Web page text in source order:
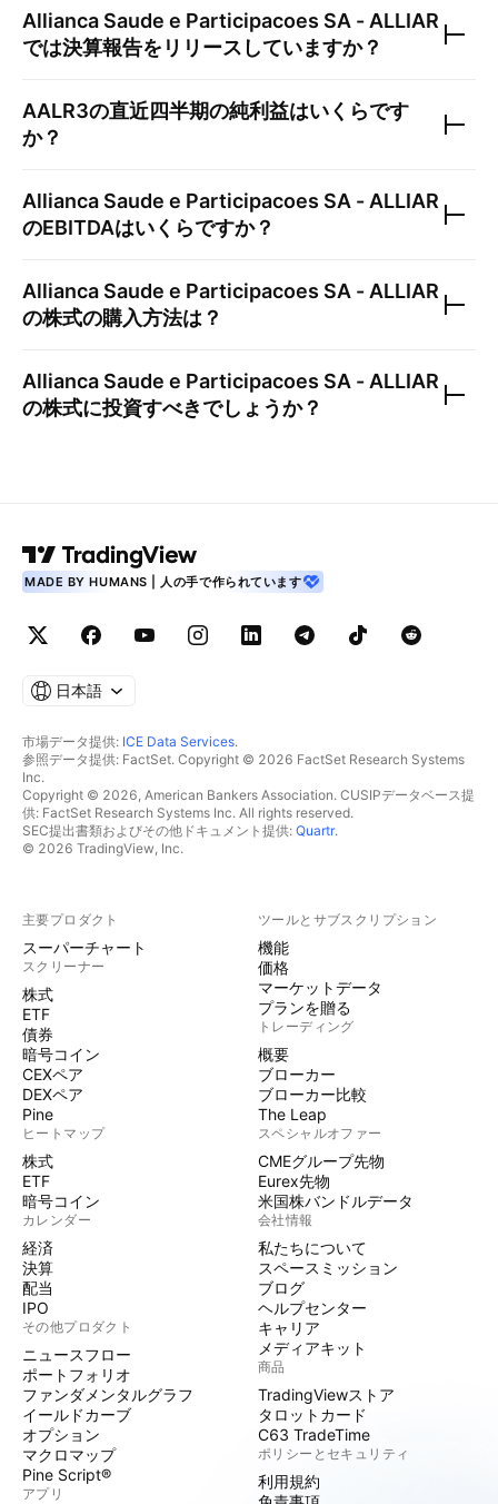
Allianca Saude e Participacoes SA - ALLIAR
では決算報告をリリースしていますか？
AALR3の直近四半期の純利益はいくらです
か？
Allianca Saude e Participacoes SA - ALLIAR
のEBITDAはいくらですか？
Allianca Saude e Participacoes SA - ALLIAR
の株式の購入方法は？
Allianca Saude e Participacoes SA - ALLIAR
の株式に投資すべきでしょうか？
MADE BY HUMANS | 人の手で作られています
日本語
市場データ提供: ICE Data Services.
参照データ提供: FactSet. Copyright © 2026 FactSet Research Systems
Inc.
Copyright © 2026, American Bankers Association. CUSIPデータベース提
供: FactSet Research Systems Inc. All rights reserved.
SEC提出書類およびその他ドキュメント提供: Quartr.
© 2026 TradingView, Inc.
主要プロダクト
スーパーチャート
スクリーナー
株式
ETF
債券
暗号コイン
CEXペア
DEXペア
Pine
ヒートマップ
株式
ETF
暗号コイン
カレンダー
経済
決算
配当
IPO
その他プロダクト
ニュースフロー
ポートフォリオ
ファンダメンタルグラフ
イールドカーブ
オプション
マクロマップ
Pine Script®
アプリ
ツールとサブスクリプション
機能
価格
マーケットデータ
プランを贈る
トレーディング
概要
ブローカー
ブローカー比較
The Leap
スペシャルオファー
CMEグループ先物
Eurex先物
米国株バンドルデータ
会社情報
私たちについて
スペースミッション
ブログ
ヘルプセンター
キャリア
メディアキット
商品
TradingViewストア
タロットカード
C63 TradeTime
ポリシーとセキュリティ
利用規約